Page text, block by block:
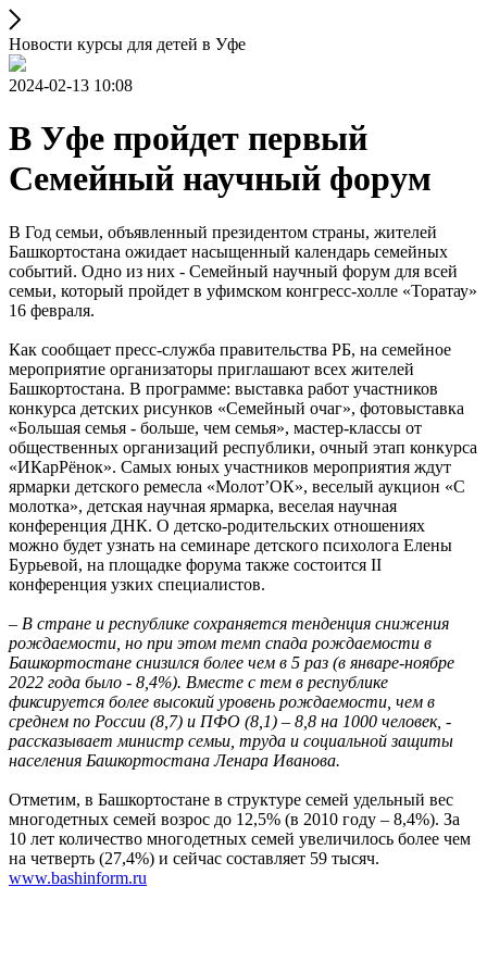
Новости курсы для детей в Уфе
2024-02-13 10:08
В Уфе пройдет первый
Семейный научный форум
В Год семьи, объявленный президентом страны, жителей
Башкортостана ожидает насыщенный календарь семейных
событий. Одно из них - Семейный научный форум для всей
семьи, который пройдет в уфимском конгресс-холле «Торатау»
16 февраля.
Как сообщает пресс-служба правительства РБ, на семейное
мероприятие организаторы приглашают всех жителей
Башкортостана. В программе: выставка работ участников
конкурса детских рисунков «Семейный очаг», фотовыставка
«Большая семья - больше, чем семья», мастер-классы от
общественных организаций республики, очный этап конкурса
«ИКарРёнок». Самых юных участников мероприятия ждут
ярмарки детского ремесла «Молот’ОК», веселый аукцион «С
молотка», детская научная ярмарка, веселая научная
конференция ДНК. О детско-родительских отношениях
можно будет узнать на семинаре детского психолога Елены
Бурьевой, на площадке форума также состоится II
конференция узких специалистов.
– В стране и республике сохраняется тенденция снижения
рождаемости, но при этом темп спада рождаемости в
Башкортостане снизился более чем в 5 раз (в январе-ноябре
2022 года было - 8,4%). Вместе с тем в республике
фиксируется более высокий уровень рождаемости, чем в
среднем по России (8,7) и ПФО (8,1) – 8,8 на 1000 человек, -
рассказывает министр семьи, труда и социальной защиты
населения Башкортостана Ленара Иванова.
Отметим, в Башкортостане в структуре семей удельный вес
многодетных семей возрос до 12,5% (в 2010 году – 8,4%). За
10 лет количество многодетных семей увеличилось более чем
на четверть (27,4%) и сейчас составляет 59 тысяч.
www.bashinform.ru